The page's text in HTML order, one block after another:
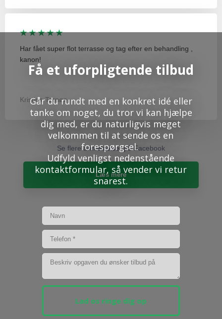
★ ★ ★ ★ ★
Har fået super flot terrasse og tag efter en behandling ,
kanon!
Kristina Tornøe
Se flere anmeldelser på Facebook​
Læs mere​
Få et uforpligtende tilbud
Går du rundt med en konkret idé eller
tanke om noget, du tror vi kan hjælpe
dig med, er du naturligvis meget
velkommen til at sende os en
forespørgsel.
Udfyld venligst nedenstående
kontaktformular, så vender vi retur
snarest.